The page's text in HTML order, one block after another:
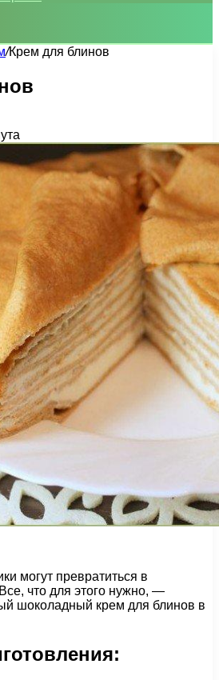
/Крем для блинов
могут превратиться в
что для этого нужно, —
шоколадный крем для блинов в